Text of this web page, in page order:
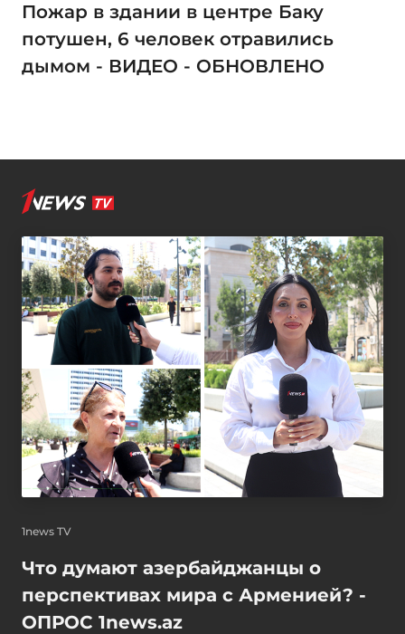
Пожар в здании в центре Баку
потушен, 6 человек отравились
дымом - ВИДЕО - ОБНОВЛЕНО
1news TV
Что думают азербайджанцы о
перспективах мира с Арменией? -
ОПРОС 1news.az